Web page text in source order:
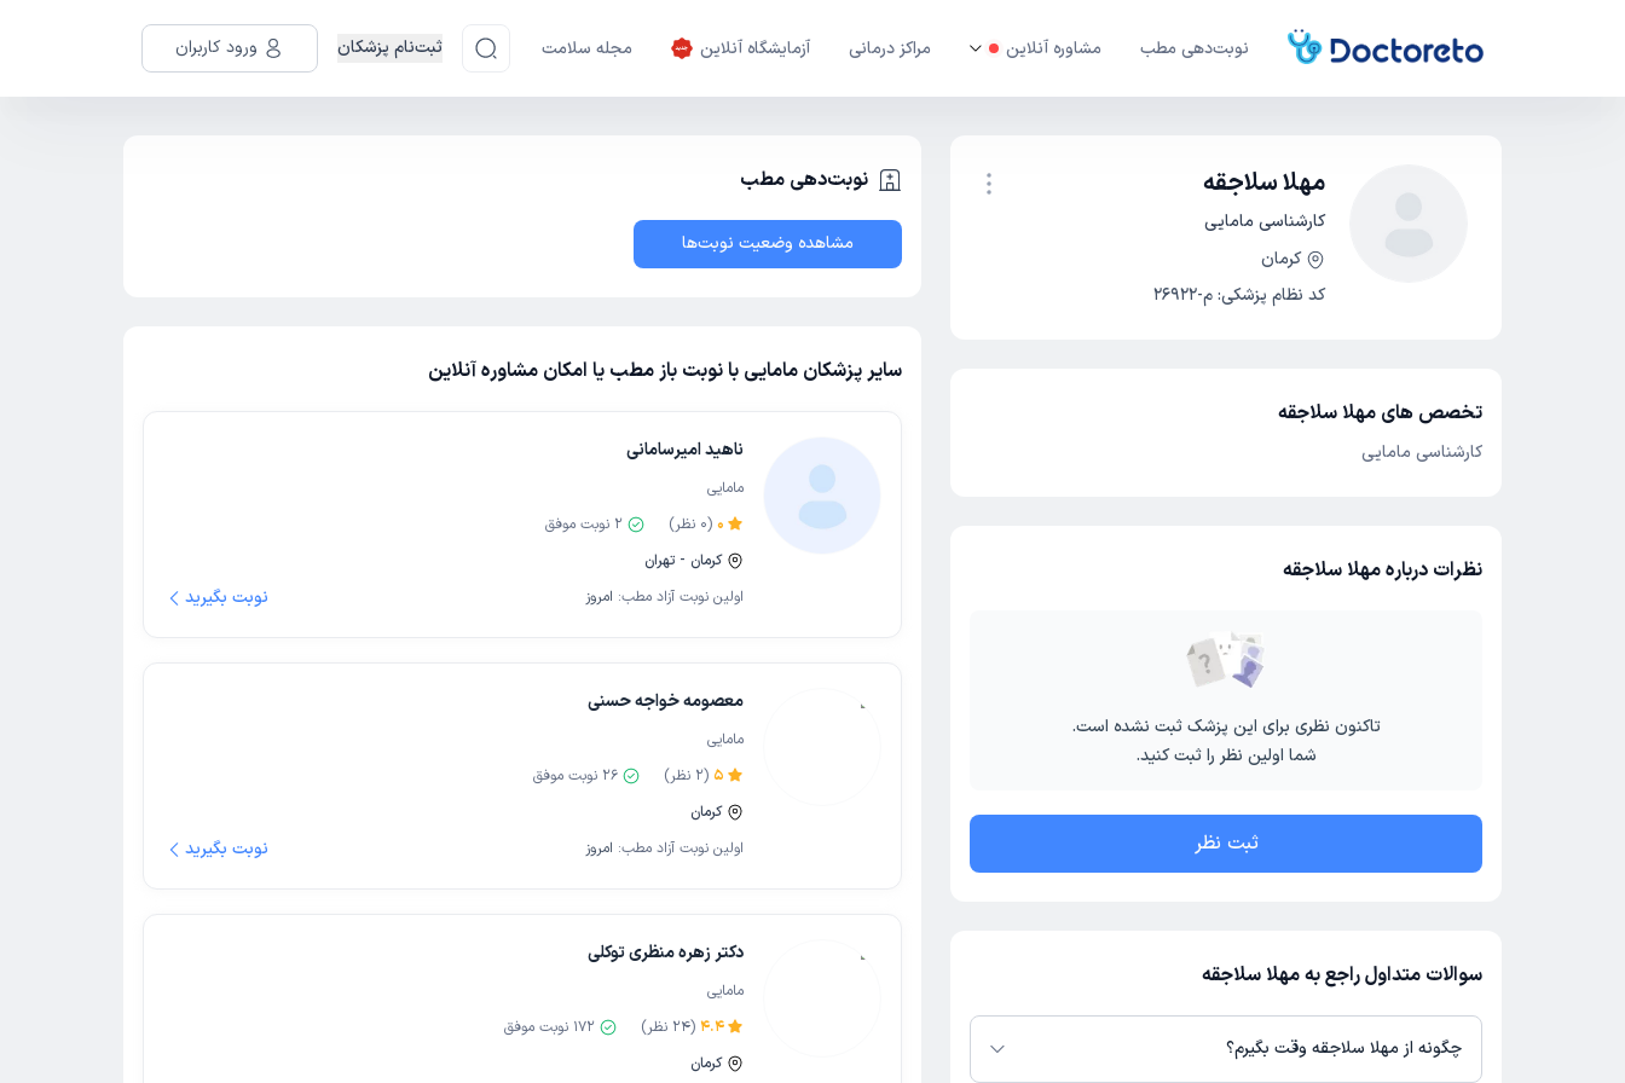
نوبت‌دهی مطب مشاوره آنلاین مراکز درمانی آزمایشگاه آنلاین مجله سلامت ثبت‌نام پزشکان ورود کاربران
مهلا سلاجقه
کارشناسی مامایی
کرمان
کد نظام پزشکی:م-26922
نوبت‌دهی مطب
مشاهده وضعیت نوبت‌ها
سایر پزشکان مامایی با نوبت باز مطب یا امکان مشاوره آنلاین
ناهید امیرسامانی
مامایی
0
(
0 نظر) 2 نوبت موفق
کرمان - تهران
اولین نوبت آزاد مطب: امروز نوبت بگیرید
معصومه خواجه حسنی
مامایی
5
(
2 نظر) 26 نوبت موفق
کرمان
اولین نوبت آزاد مطب: امروز نوبت بگیرید
دکتر زهره منظری توکلی
مامایی
4.4
(
24 نظر) 172 نوبت موفق
کرمان
تخصص های مهلا سلاجقه
کارشناسی مامایی
نظرات درباره مهلا سلاجقه
تاکنون نظری برای این پزشک ثبت نشده است.
شما اولین نظر را ثبت کنید.
ثبت نظر
سوالات متداول راجع به مهلا سلاجقه
چگونه از مهلا سلاجقه وقت بگیرم؟